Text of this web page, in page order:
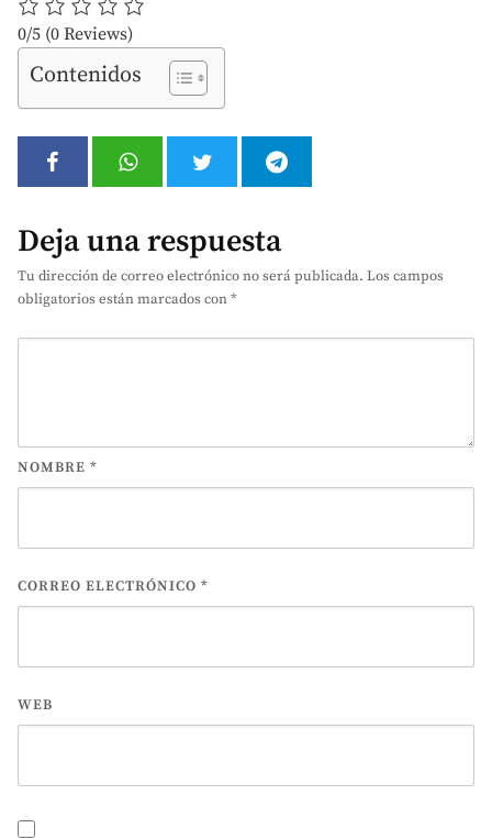
0/5 (0 Reviews)
Contenidos
Deja una respuesta
Tu dirección de correo electrónico no será publicada. Los campos
obligatorios están marcados con*
NOMBRE *
CORREO ELECTRÓNICO *
WEB